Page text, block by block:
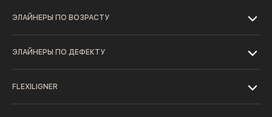
ЭЛАЙНЕРЫ ПО ВОЗРАСТУ
ЭЛАЙНЕРЫ ПО ДЕФЕКТУ
FLEXILIGNER